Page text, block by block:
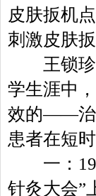
皮肤扳机
刺激皮肤
王锁珍
学生涯中
效的——治
患者在短
一：
针灸大会”